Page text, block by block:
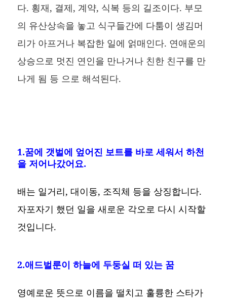
다. 횡재, 결제, 계약, 식복 등의 길조이다. 부모
의 유산상속을 놓고 식구들간에 다툼이 생김머
리가 아프거나 복잡한 일에 얽매인다. 연애운의
상승으로 멋진 연인을 만나거나 친한 친구를 만
나게 됨 등 으로 해석된다.
1.꿈에 갯벌에 엎어진 보트를 바로 세워서 하천
을 저어나갔어요.
배는 일거리, 대이동, 조직체 등을 상징합니다.
자포자기 했던 일을 새로운 각오로 다시 시작할
것입니다.
2.애드벌룬이 하늘에 두둥실 떠 있는 꿈
영예로운 뜻으로 이름을 떨치고 훌륭한 스타가